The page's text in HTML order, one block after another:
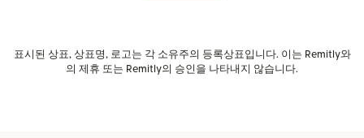
표시된 상표, 상표명, 로고는 각 소유주의 등록상표입니다. 이는 Remitly와
의 제휴 또는 Remitly의 승인을 나타내지 않습니다.